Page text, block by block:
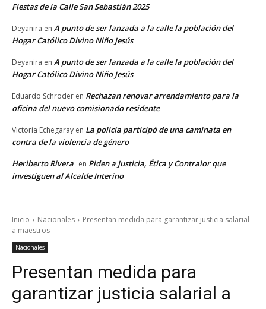
Fiestas de la Calle San Sebastián 2025
Deyanira en A punto de ser lanzada a la calle la población del
Hogar Católico Divino Niño Jesús
Deyanira en A punto de ser lanzada a la calle la población del
Hogar Católico Divino Niño Jesús
Eduardo Schroder en Rechazan renovar arrendamiento para la
oficina del nuevo comisionado residente
Victoria Echegaray en La policía participó de una caminata en
contra de la violencia de género
Heriberto Rivera en Piden a Justicia, Ética y Contralor que
investiguen al Alcalde Interino